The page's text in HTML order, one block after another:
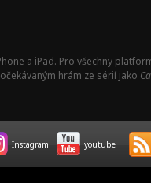
a iPad. Pro všechny
hrám ze sérií jako
Instagram youtube